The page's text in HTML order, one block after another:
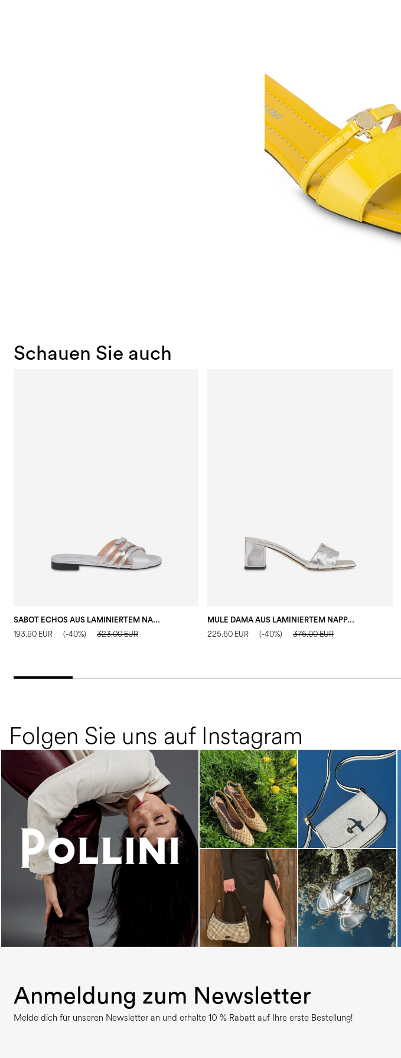
Schauen Sie auch
SABOT ECHOS AUS LAMINIERTEM NAPPALEDER
193.80 EUR (-40%) 323.00 EUR
MULE DAMA AUS LAMINIERTEM NAPPALEDER
225.60 EUR (-40%) 376.00 EUR
Folgen Sie uns auf Instagram
An ode to the house’s vibrant Italian roots, the
new...
Anmeldung zum Newsletter
Melde dich für unseren Newsletter an und erhalte 10 % Rabatt auf Ihre erste Bestellung!